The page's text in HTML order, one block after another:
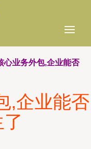
心业务外包,企业能否
,企业能否